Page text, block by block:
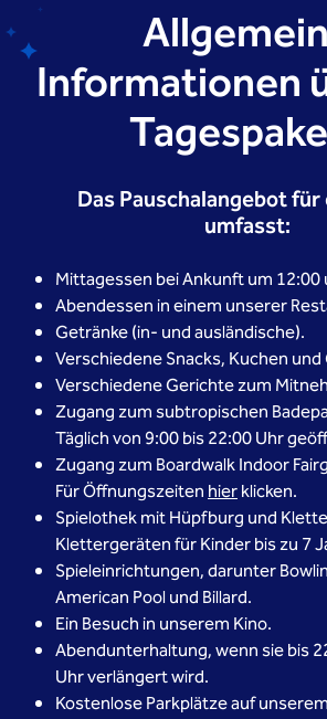
Informationen
Das Pauschalangebot für
umfasst:
Mittagessen bei Ankunft um 12:00
Abendessen in einem unserer
Getränke (in- und ausländische).
Verschiedene Snacks, Kuchen und
Verschiedene Gerichte zum
Zugang zum subtropischen
Täglich von 9:00 bis 22:00 Uhr
Zugang zum Boardwalk Indoor
Für Öffnungszeitenhierklicken.
Spielothek mit Hüpfburg und
Klettergeräten für Kinder bis zu 7
Spieleinrichtungen, darunter
American Pool und Billard.
Ein Besuch in unserem Kino.
Abendunterhaltung, wenn sie bis
Uhr verlängert wird.
Kostenlose Parkplätze auf